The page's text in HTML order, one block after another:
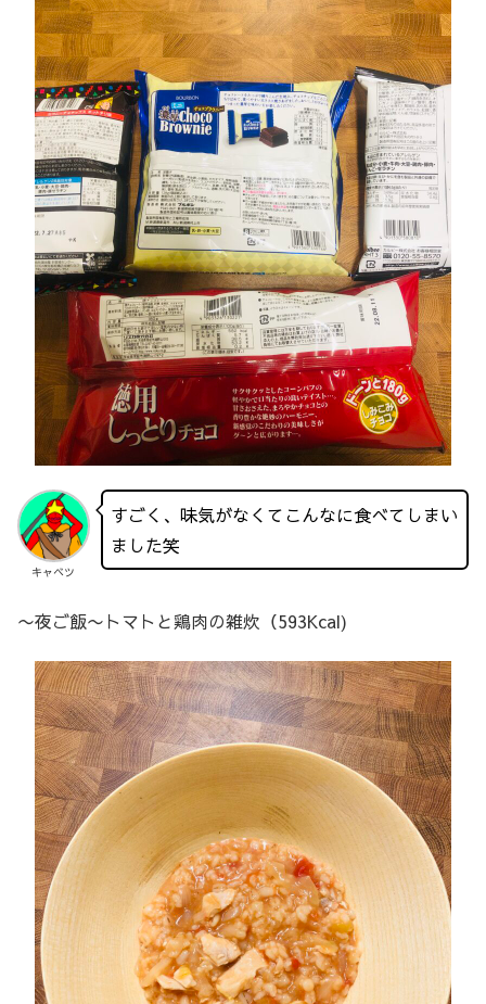
キャベツ
すごく、味気がなくてこんなに食べてしまい
ました笑
〜夜ご飯〜トマトと鶏肉の雑炊（593Kcal)